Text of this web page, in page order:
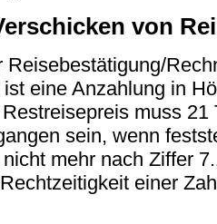
von
Reisebestätigung/
eine Anzahlung in
muss
sein, wenn
mehr nach Ziffer
einer